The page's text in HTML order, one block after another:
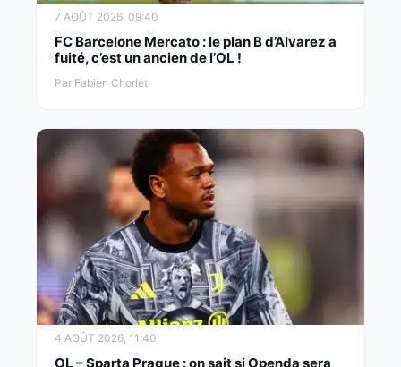
7 AOÛT 2026, 09:40
FC Barcelone Mercato : le plan B d’Alvarez a
fuité, c’est un ancien de l’OL !
Par Fabien Chorlet
4 AOÛT 2026, 11:40
OL – Sparta Prague : on sait si Openda sera